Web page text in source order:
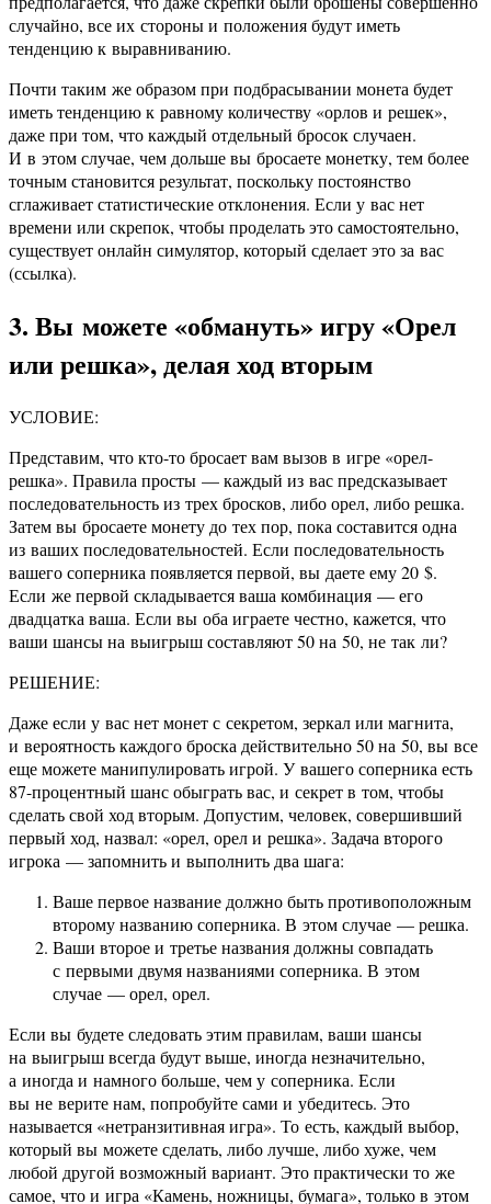
случайно, все их стороны и положения будут иметь
тенденцию к выравниванию.
Почти таким же образом при подбрасывании монета будет
иметь тенденцию к равному количеству «орлов и решек»,
даже при том, что каждый отдельный бросок случаен.
И в этом случае, чем дольше вы бросаете монетку, тем более
точным становится результат, поскольку постоянство
сглаживает статистические отклонения. Если у вас нет
времени или скрепок, чтобы проделать это самостоятельно,
существует онлайн симулятор, который сделает это за вас
(ссылка).
3. Вы можете «обмануть» игру «Орел
или решка», делая ход вторым
УСЛОВИЕ:
Представим, что кто-то бросает вам вызов в игре «орел-
решка». Правила просты — каждый из вас предсказывает
последовательность из трех бросков, либо орел, либо решка.
Затем вы бросаете монету до тех пор, пока составится одна
из ваших последовательностей. Если последовательность
вашего соперника появляется первой, вы даете ему 20 $.
Если же первой складывается ваша комбинация — его
двадцатка ваша. Если вы оба играете честно, кажется, что
ваши шансы на выигрыш составляют 50 на 50, не так ли?
РЕШЕНИЕ:
Даже если у вас нет монет с секретом, зеркал или магнита,
и вероятность каждого броска действительно 50 на 50, вы все
еще можете манипулировать игрой. У вашего соперника есть
87-процентный шанс обыграть вас, и секрет в том, чтобы
сделать свой ход вторым. Допустим, человек, совершивший
первый ход, назвал: «орел, орел и решка». Задача второго
игрока — запомнить и выполнить два шага:
Ваше первое название должно быть противоположным
второму названию соперника. В этом случае — решка.
Ваши второе и третье названия должны совпадать
с первыми двумя названиями соперника. В этом
случае — орел, орел.
Если вы будете следовать этим правилам, ваши шансы
на выигрыш всегда будут выше, иногда незначительно,
а иногда и намного больше, чем у соперника. Если
вы не верите нам, попробуйте сами и убедитесь. Это
называется «нетранзитивная игра». То есть, каждый выбор,
который вы можете сделать, либо лучше, либо хуже, чем
любой другой возможный вариант. Это практически то же
самое, что и игра «Камень, ножницы, бумага», только в этом